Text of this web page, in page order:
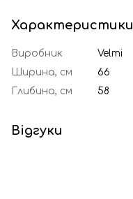
Характеристики
Виробник
Velmi
Ширина, см
66
Глибина, см
58
Відгуки